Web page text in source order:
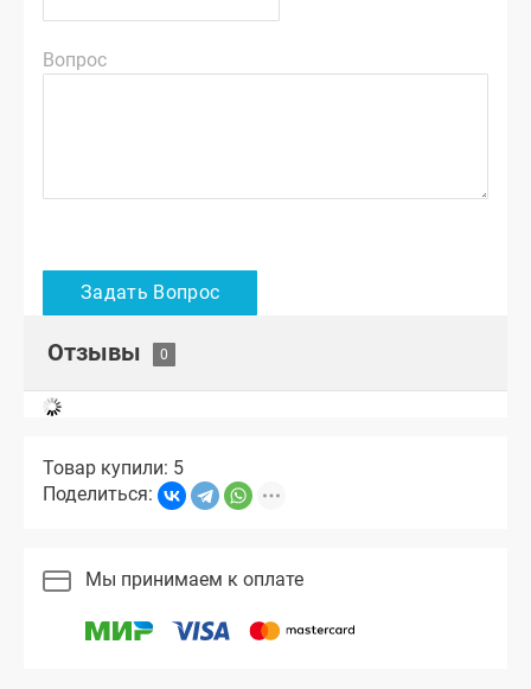
Вопрос
Отзывы
Товар купили: 5
Поделиться:
Мы принимаем к оплате